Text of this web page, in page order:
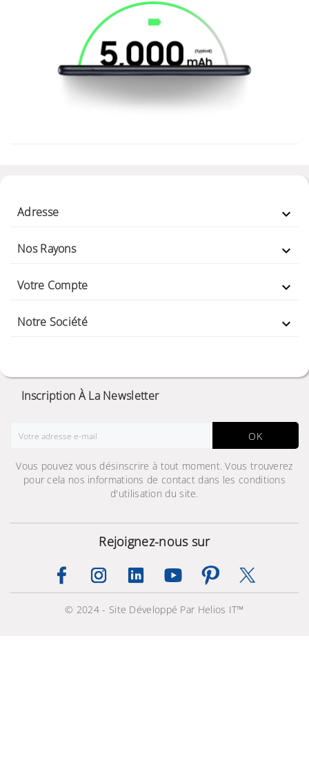
Galaxy A04e (3/32Go)
Adresse 
Nos Rayons 
Votre Compte 
Notre Société 
Inscription À La Newsletter
OK
Vous pouvez vous désinscrire à tout moment. Vous trouverez
pour cela nos informations de contact dans les conditions
d'utilisation du site.
Rejoignez-nous sur
© 2024 - Site Développé Par Helios IT™